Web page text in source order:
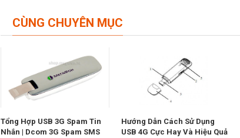
CÙNG CHUYÊN MỤC
Tổng Hợp USB 3G Spam Tin
Nhắn | Dcom 3G Spam SMS
Hướng Dẫn Cách Sử Dụng
USB 4G Cực Hay Và Hiệu Quả